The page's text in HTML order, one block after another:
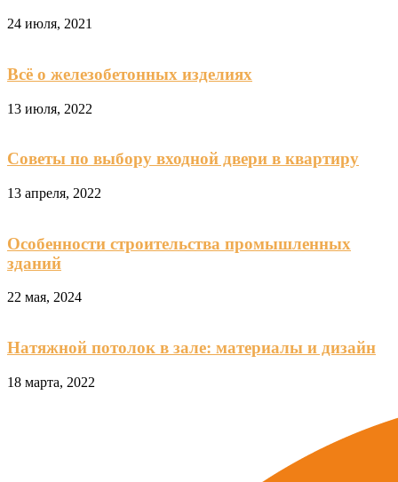
24 июля, 2021
Всё о железобетонных изделиях
13 июля, 2022
Советы по выбору входной двери в квартиру
13 апреля, 2022
Особенности строительства промышленных
зданий
22 мая, 2024
Натяжной потолок в зале: материалы и дизайн
18 марта, 2022